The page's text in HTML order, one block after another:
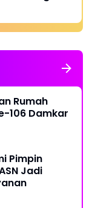
Rumah
106 Damkar
Pimpin
Jadi